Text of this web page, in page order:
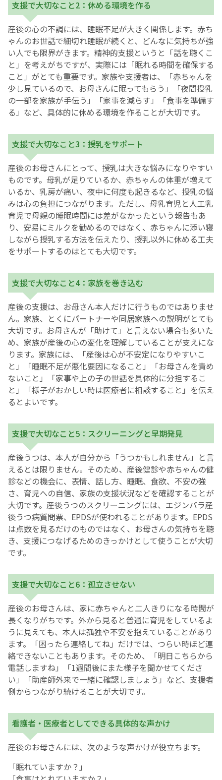
支援で大切なこと2：休める環境を作る
産後の心の不調には、睡眠不足が大きく関係します。赤ち
ゃんのお世話で細切れ睡眠が続くと、どんなに気持ちが強
い人でも限界がきます。精神的支援というと「話を聴くこ
と」を考えがちですが、実際には「眠れる時間を確保する
こと」がとても重要です。家族や支援者は、「赤ちゃんを
少し見ているので、お母さんに眠ってもらう」「夜間授乳
の一部を家族が手伝う」「家事を減らす」「食事を準備す
る」など、具体的に休める環境を作ることが大切です。
支援で大切なこと3：授乳をサポート
産後のお母さんにとって、授乳は大きな悩みになりやすい
ものです。母乳が足りているか、赤ちゃんの体重が増えて
いるか、乳房が痛い、夜中に何度も起きるなど、授乳の悩
みは心の負担につながります。ただし、母乳育児と人工乳
育児で母親の睡眠時間には差がなかったという報告もあ
り、安易にミルクを勧めるのではなく、赤ちゃんに添い寝
しながら授乳する方法を伝えたり、授乳以外に休める工夫
をサポートするのはとても大切です。
支援で大切なこと4：家族を巻き込む
産後の支援は、お母さん本人だけに行うものではありませ
ん。家族、とくにパートナーや同居家族への説明がとても
大切です。お母さんが「助けて」と言えない場合も多いた
め、家族が産後の心の変化を理解していることが支えにな
ります。家族には、「産後は心が不安定になりやすいこ
と」「睡眠不足が悪化要因になること」「お母さんを責め
ないこと」「家事や上の子の世話を具体的に分担するこ
と」「様子がおかしい時は医療者に相談すること」を伝え
るとよいです。
支援で大切なこと5：スクリーニングと早期発見
産後うつは、本人が自分から「うつかもしれません」と言
えるとは限りません。そのため、産後健診や赤ちゃんの健
診などの機会に、表情、話し方、睡眠、食欲、不安の強
さ、育児への自信、家族の支援状況などを確認することが
大切です。産後うつのスクリーニングには、エジンバラ産
後うつ病質問票、EPDSが使われることがあります。EPDS
は点数を見るだけのものではなく、お母さんの気持ちを聴
き、支援につなげるためのきっかけとして使うことが大切
です。
支援で大切なこと6：孤立させない
産後のお母さんは、家に赤ちゃんと二人きりになる時間が
長くなりがちです。外から見ると普通に育児をしているよ
うに見えても、本人は孤独や不安を抱えていることがあり
ます。「困ったら連絡してね」だけでは、つらい時ほど連
絡できないこともあります。そのため、「明日こちらから
電話しますね」「1週間後にまた様子を聞かせてくださ
い」「助産師外来で一緒に確認しましょう」など、支援者
側からつながり続けることが大切です。
看護者・医療者としてできる具体的な声かけ
産後のお母さんには、次のような声かけが役立ちます。
「眠れていますか？」